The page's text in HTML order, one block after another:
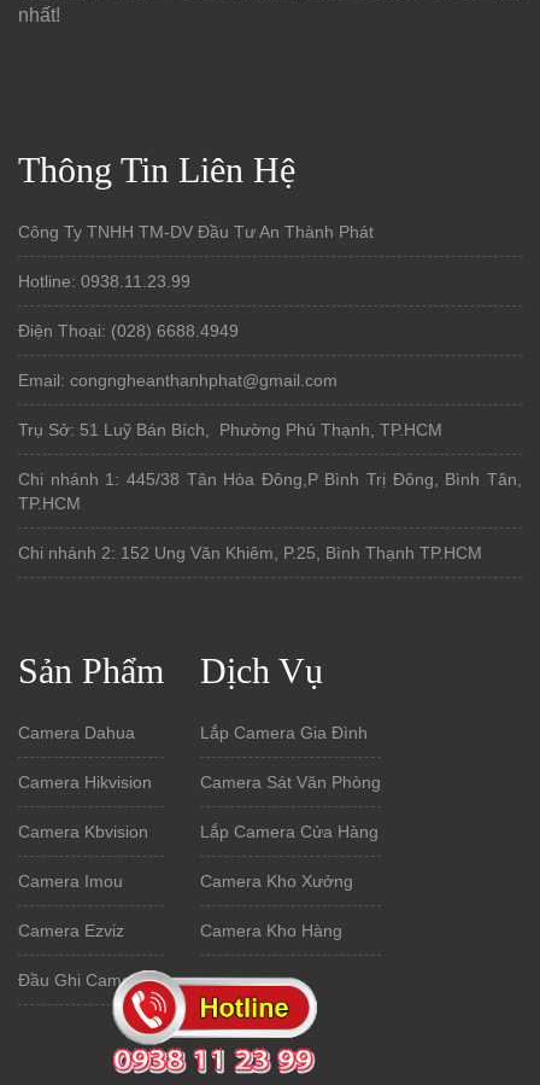
nhất!
Thông Tin Liên Hệ
Công Ty TNHH TM-DV Đầu Tư An Thành Phát
Hotline: 0938.11.23.99
Điện Thoại: (028) 6688.4949
Email: congngheanthanhphat@gmail.com
Trụ Sở: 51 Luỹ Bán Bích, Phường Phú Thạnh, TP.HCM
Chi nhánh 1: 445/38 Tân Hòa Đông,P Bình Trị Đông, Bình Tân,
TP.HCM
Chi nhánh 2: 152 Ung Văn Khiêm, P.25, Bình Thạnh TP.HCM
Sản Phẩm
Camera Dahua
Camera Hikvision
Camera Kbvision
Camera Imou
Camera Ezviz
Đầu Ghi Camera
Dịch Vụ
Lắp Camera Gia Đình
Camera Sát Văn Phòng
Lắp Camera Cửa Hàng
Camera Kho Xưởng
Camera Kho Hàng